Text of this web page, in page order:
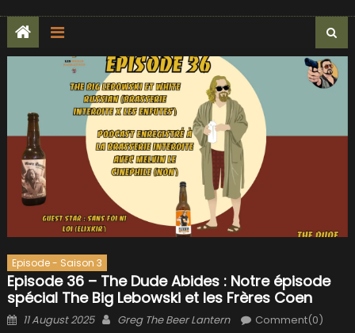
Episode - Saison 3
Episode 36 – The Dude Abides : Notre épisode
spécial The Big Lebowski et les Frères Coen
Posted
11 August 2025 Author
Greg The Beer Lantern Comment(0)